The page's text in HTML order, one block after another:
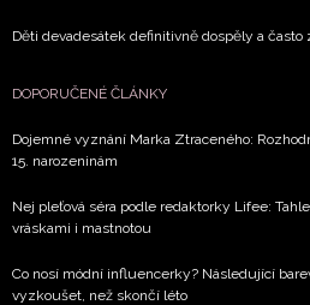
Děti devadesátek definitivně dospěly a
DOPORUČENÉ ČLÁNKY
Dojemné vyznání Marka Ztraceného:
15. narozeninám
Nej pleťová séra podle redaktorky Lifee:
vráskami i mastnotou
Co nosí módní influencerky? Následující
vyzkoušet, než skončí léto